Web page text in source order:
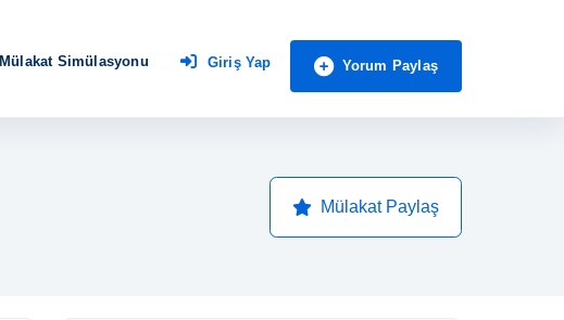
Mülakat Simülasyonu Giriş Yap Yorum Paylaş
Mülakat Paylaş